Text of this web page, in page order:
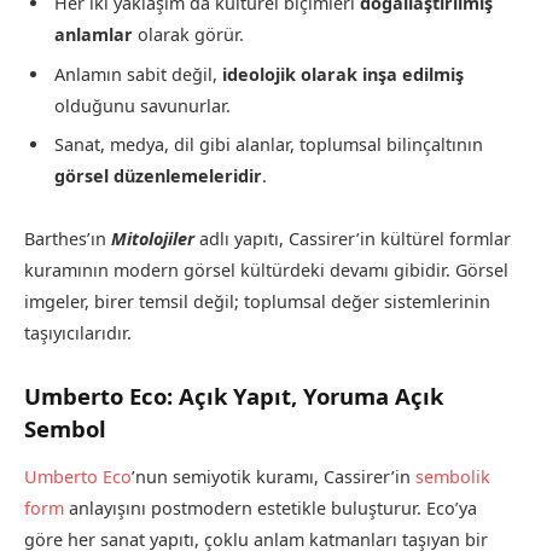
anlamlar olarak görür.
Anlamın sabit değil, ideolojik olarak inşa edilmiş
olduğunu savunurlar.
Sanat, medya, dil gibi alanlar, toplumsal bilinçaltının
görsel düzenlemeleridir.
Barthes’ın Mitolojileradlı yapıtı, Cassirer’in kültürel formlar
kuramının modern görsel kültürdeki devamı gibidir. Görsel
imgeler, birer temsil değil; toplumsal değer sistemlerinin
taşıyıcılarıdır.
Umberto Eco: Açık Yapıt, Yoruma Açık
Sembol
Umberto Eco’nun semiyotik kuramı, Cassirer’in sembolik
form anlayışını postmodern estetikle buluşturur. Eco’ya
göre her sanat yapıtı, çoklu anlam katmanları taşıyan bir